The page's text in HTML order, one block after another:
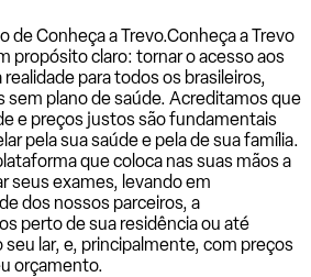
de Conheça a Trevo.Conheça a Trevo
propósito claro: tornar o acesso aos
para todos os brasileiros,
sem plano de saúde. Acreditamos que
e preços justos são fundamentais
pela sua saúde e pela de sua família.
que coloca nas suas mãos a
seus exames, levando em
dos nossos parceiros, a
perto de sua residência ou até
lar, e, principalmente, com preços
orçamento.